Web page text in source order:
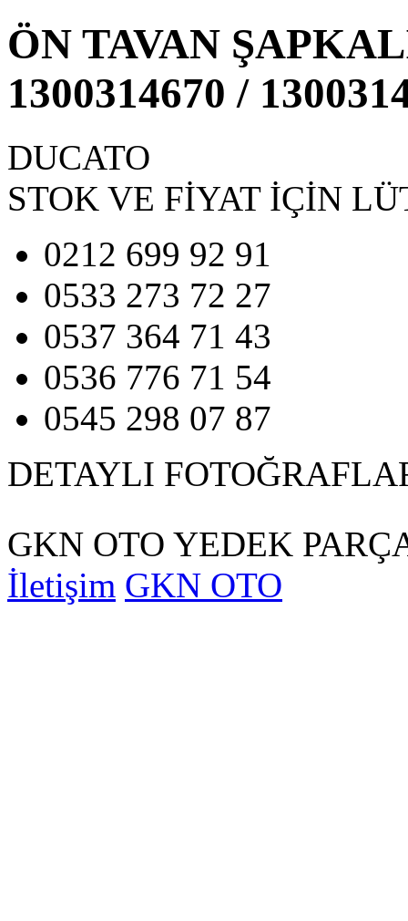
ÖN TAVAN
1300314670 /
DUCATO
STOK VE FİYAT İÇİN
0212 699 92 91
0533 273 72 27
0537 364 71 43
0536 776 71 54
0545 298 07 87
DETAYLI
GKN OTO YEDEK
İletişim GKN OTO